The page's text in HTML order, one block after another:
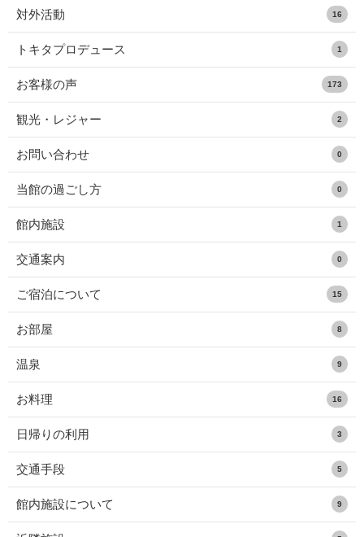
対外活動 16
トキタプロデュース 1
お客様の声 173
観光・レジャー 2
お問い合わせ 0
当館の過ごし方 0
館内施設 1
交通案内 0
ご宿泊について 15
お部屋 8
温泉 9
お料理 16
日帰りの利用 3
交通手段 5
館内施設について 9